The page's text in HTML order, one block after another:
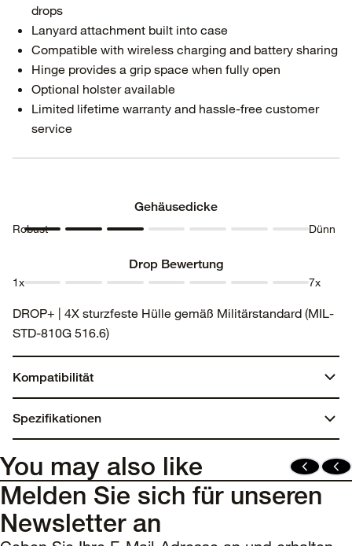
drops
Lanyard attachment built into case
Compatible with wireless charging and battery sharing
Hinge provides a grip space when fully open
Optional holster available
Limited lifetime warranty and hassle-free customer
service
Gehäusedicke
Robust
Gehäusedicke
Gehäusedicke
Dünn
Drop Bewertung
1x
Drop
Bewertung
1
Drop
2
Drop
3
Drop
Bewertung
Drop
Drop
Drop
Bewertung
7x
DROP+ | 4X sturzfeste Hülle gemäß Militärstandard (MIL-
STD-810G 516.6)
Kompatibilität
Spezifikationen
Hergestellt aus mehr als 50 % recyceltem Kunststoff
You may also like
Melden Sie sich für unseren
Newsletter an